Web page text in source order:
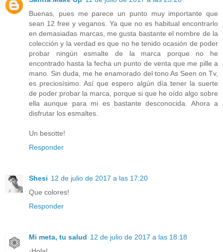
Buenas, pues me parece un punto muy importante que
sean 12 free y veganos. Ya que no es habitual encontrarlo
en demasiadas marcas, me gusta bastante el nombre de la
colección y la verdad es que no he tenido ocasión de poder
probar ningún esmalte de la marca porque no he
encontrado hasta la fecha un punto de venta que me pille a
mano. Sin duda, me he enamorado del tono As Seen on Tv,
es preciosísimo. Así que espero algún día tener la suerte
de poder probar la marca, porque si que he oído algo sobre
ella aunque para mi es bastante desconocida. Ahora a
disfrutar los esmaltes.
Un besotte!
Responder
Shesi 12 de julio de 2017 a las 17:20
Que colores!
Responder
Mi meta, tu salud 12 de julio de 2017 a las 18:18